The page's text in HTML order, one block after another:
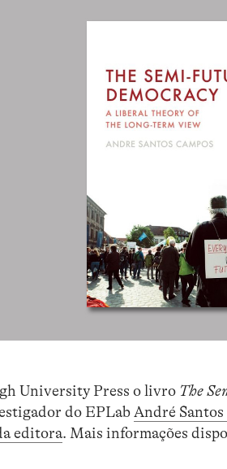
University Press o livro The
do EPLabAndré Santos
editora. Mais informações